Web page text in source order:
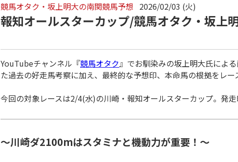
競馬オタク・坂上明大の南関競馬予想 2026/02/03 (火)
報知オールスターカップ/競馬オタク・坂上
YouTubeチャンネル『競馬オタク』でお馴染みの坂上明大氏によ
た過去の好走馬考察に加え、最終的な予想印、本命馬の根拠をレー
今回の対象レースは2/4(水)の川崎・報知オールスターカップ。発走
～川崎ダ2100mはスタミナと機動力が重要！～